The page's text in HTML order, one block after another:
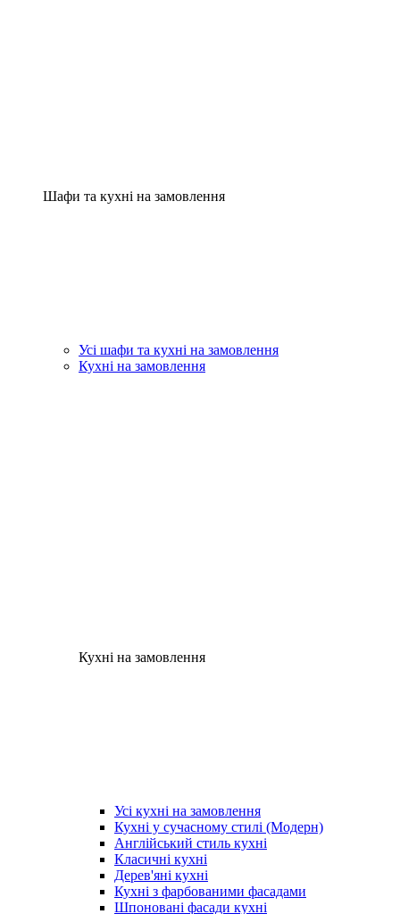
Шафи та кухні на замовлення
Усі шафи та кухні на замовлення
Кухні на замовлення
Кухні на замовлення
Усі кухні на замовлення
Кухні у сучасному стилі (Модерн)
Англійський стиль кухні
Класичні кухні
Дерев'яні кухні
Кухні з фарбованими фасадами
Шпоновані фасади кухні